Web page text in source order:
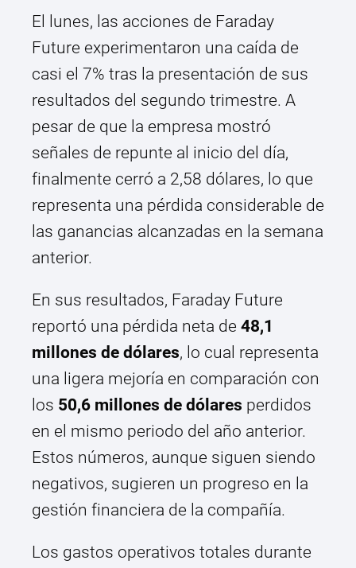
El lunes, las acciones de Faraday
Future experimentaron una caída de
casi el 7% tras la presentación de sus
resultados del segundo trimestre. A
pesar de que la empresa mostró
señales de repunte al inicio del día,
finalmente cerró a 2,58 dólares, lo que
representa una pérdida considerable de
las ganancias alcanzadas en la semana
anterior.
En sus resultados, Faraday Future
reportó una pérdida neta de 48,1
millones de dólares, lo cual representa
una ligera mejoría en comparación con
los 50,6 millones de dólares perdidos
en el mismo periodo del año anterior.
Estos números, aunque siguen siendo
negativos, sugieren un progreso en la
gestión financiera de la compañía.
Los gastos operativos totales durante